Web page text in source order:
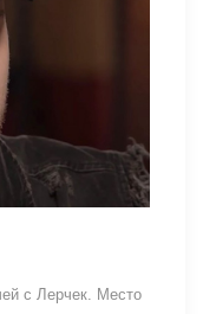
с Лерчек. Место